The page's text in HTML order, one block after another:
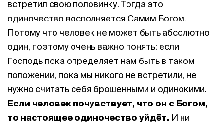
встретил свою половинку. Тогда это
одиночество восполняется Самим Богом.
Потому что человек не может быть абсолютно
один, поэтому очень важно понять: если
Господь пока определяет нам быть в таком
положении, пока мы никого не встретили, не
нужно считать себя брошенными и одинокими.
Если человек почувствует, что он с Богом,
то настоящее одиночество уйдёт. И ни